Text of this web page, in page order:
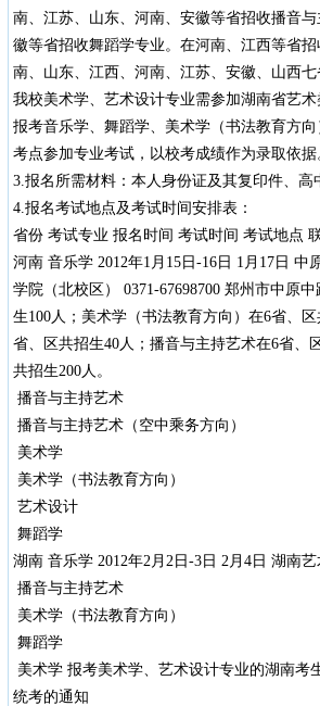
南、江苏、山东、河南、安徽等省招收播音
徽等省招收舞蹈学专业。在河南、江西等省
南、山东、江西、河南、江苏、安徽、山西
我校美术学、艺术设计专业需参加湖南省艺
报考音乐学、舞蹈学、美术学（书法教育方
考点参加专业考试，以校考成绩作为录取依据
3.报名所需材料：本人身份证及其复印件、
4.报名考试地点及考试时间安排表：
省份 考试专业 报名时间 考试时间 考试地点
河南 音乐学 2012年1月15日-16日 1月17日 中
学院（北校区） 0371-67698700 郑州市中原
生100人；美术学（书法教育方向）在6省、
省、区共招生40人；播音与主持艺术在6省、
共招生200人。
播音与主持艺术
播音与主持艺术（空中乘务方向）
美术学
美术学（书法教育方向）
艺术设计
舞蹈学
湖南 音乐学 2012年2月2日-3日 2月4日 湖南
播音与主持艺术
美术学（书法教育方向）
舞蹈学
美术学 报考美术学、艺术设计专业的湖南
统考的通知